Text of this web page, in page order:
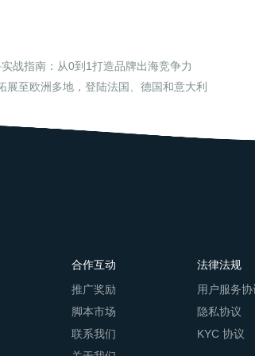
战指南：从0到1打造品牌出海竞争力
展至欧洲多地，登陆法国、德国和意大利
合作互动
推广奖励
脚本市场
联系我们
法律法规
用户服务协
隐私协议
KYC 协议